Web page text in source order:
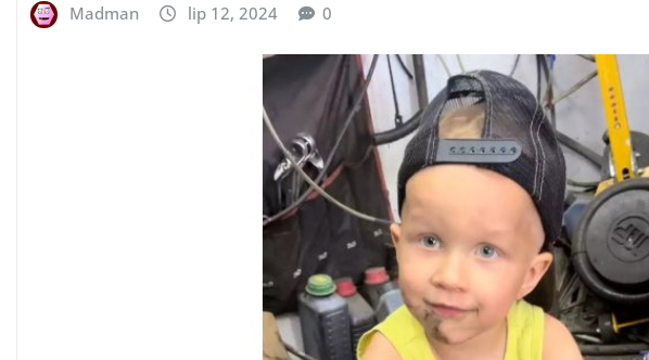
Madman lip 12, 2024 0